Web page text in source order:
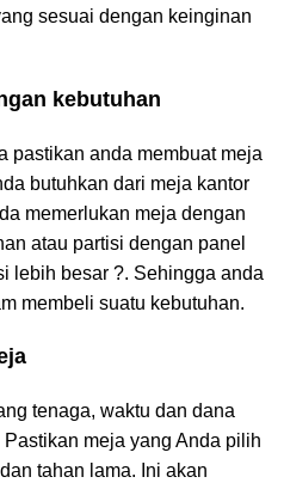
sesuai dengan keinginan
kebutuhan
pastikan anda membuat meja
butuhkan dari meja kantor
memerlukan meja dengan
atau partisi dengan panel
lebih besar ?. Sehingga anda
membeli suatu kebutuhan.
tenaga, waktu dan dana
meja yang Anda pilih
tahan lama. Ini akan